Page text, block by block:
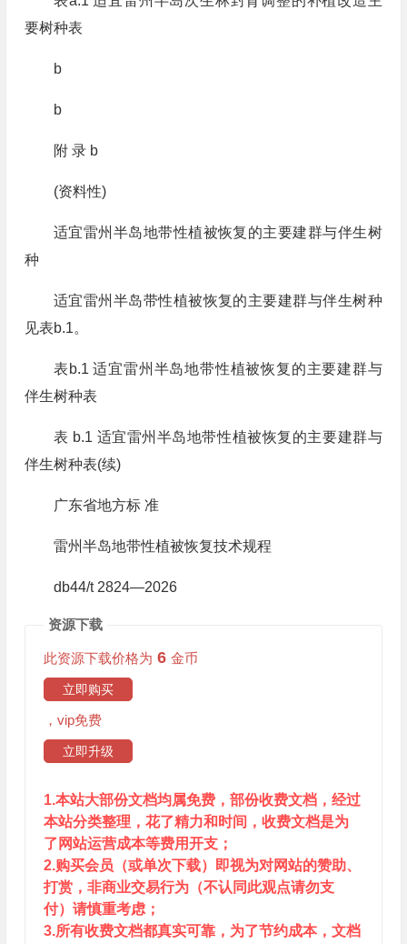
要树种表
b
b
附 录 b
(资料性)
适宜雷州半岛地带性植被恢复的主要建群与伴生树
种
适宜雷州半岛带性植被恢复的主要建群与伴生树种
见表b.1。
表b.1 适宜雷州半岛地带性植被恢复的主要建群与
伴生树种表
表 b.1 适宜雷州半岛地带性植被恢复的主要建群与
伴生树种表(续)
广东省地方标 准
雷州半岛地带性植被恢复技术规程
db44/t 2824—2026
资源下载
此资源下载价格为 6 金币
立即购买
，vip免费
立即升级
1.本站大部份文档均属免费，部份收费文档，经过
本站分类整理，花了精力和时间，收费文档是为
了网站运营成本等费用开支；
2.购买会员（或单次下载）即视为对网站的赞助、
打赏，非商业交易行为（不认同此观点请勿支
付）请慎重考虑；
3.所有收费文档都真实可靠，为了节约成本，文档